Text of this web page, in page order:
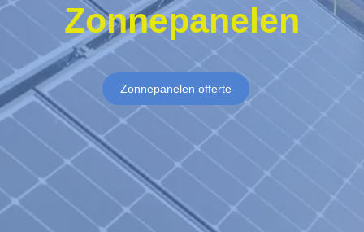
Zonnepanelen
Zonnepanelen offerte